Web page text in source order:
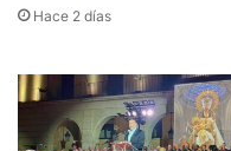
Hace 2 días